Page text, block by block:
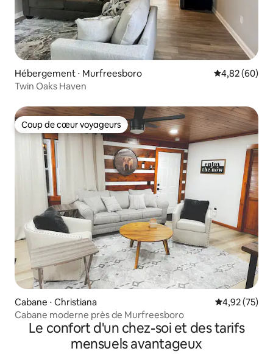
Hébergement ⋅ Murfreesboro Évaluation
4,82 (60)
Twin Oaks Haven
Coup de cœur voyageurs
Coup de cœur voyageurs
Cabane ⋅ Christiana Évaluation
4,92 (75)
Cabane moderne près de Murfreesboro
Le confort d'un chez-soi et des tarifs
mensuels avantageux